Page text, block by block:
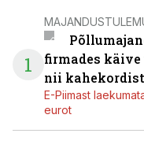
1
firmades
nii
E-Piimast
eurot